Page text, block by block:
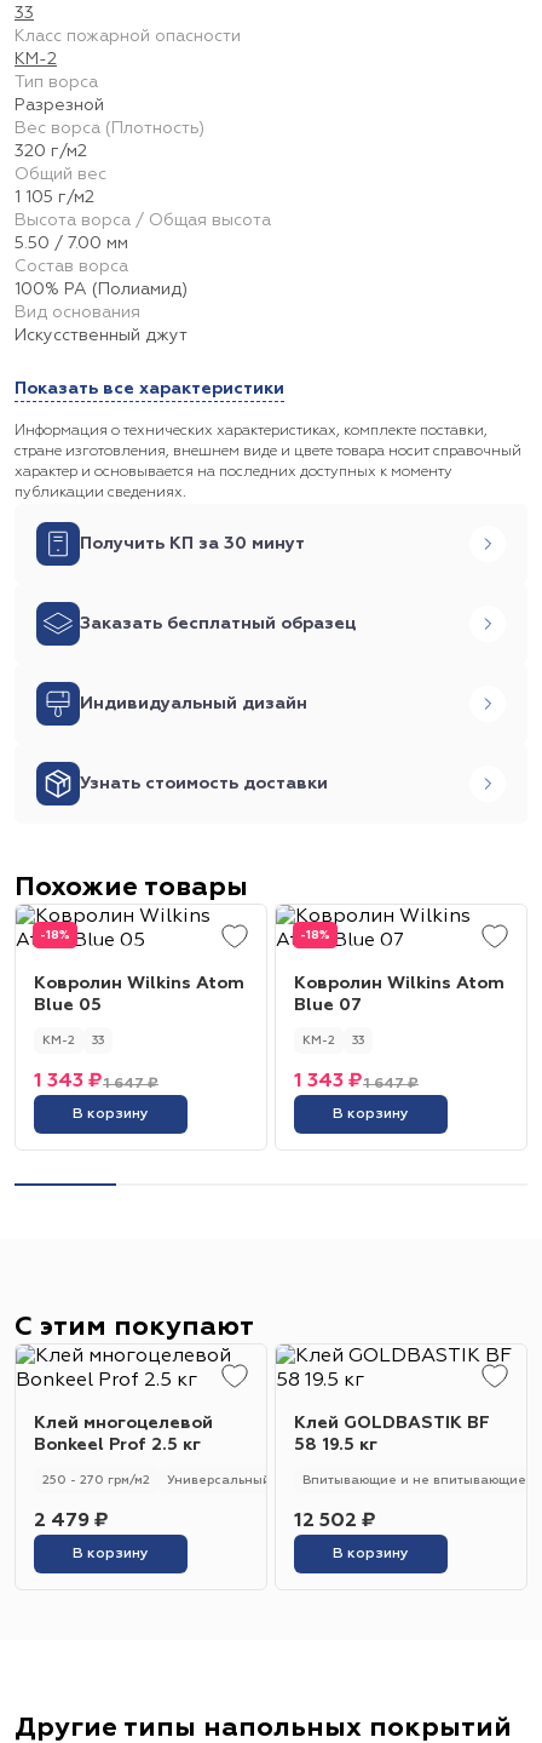
33
Класс пожарной опасности
КМ-2
Тип ворса
Разрезной
Вес ворса (Плотность)
320 г/м2
Общий вес
1 105 г/м2
Высота ворса / Общая высота
5.50 / 7.00 мм
Состав ворса
100% PA (Полиамид)
Вид основания
Искусственный джут
Показать все характеристики
Информация о технических характеристиках, комплекте поставки,
стране изготовления, внешнем виде и цвете товара носит справочный
характер и основывается на последних доступных к моменту
публикации сведениях.
Получить КП за 30 минут
Заказать бесплатный образец
Индивидуальный дизайн
Узнать стоимость доставки
Похожие товары
-18%
Ковролин Wilkins Atom
Blue 05
КМ-2 33
1 647 ₽
1 343 ₽
В корзину
-18%
Ковролин Wilkins Atom
Blue 07
КМ-2 33
1 647 ₽
1 343 ₽
В корзину
С этим покупают
Клей многоцелевой
Bonkeel Prof 2.5 кг
250 - 270 грм/м2 Универсальный 250 - 270 гр/м2
2 479 ₽
В корзину
Клей GOLDBASTIK BF
58 19.5 кг
Впитывающие и не впитывающие
12 502 ₽
В корзину
Другие типы напольных покрытий